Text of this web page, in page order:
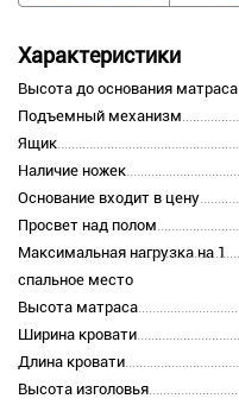
Характеристики
Высота до основания матраса
Подъемный механизм
Ящик
Наличие ножек
Основание входит в цену
Просвет над полом
Максимальная нагрузка на 1
спальное место
Высота матраса
Ширина кровати
Длина кровати
Высота изголовья